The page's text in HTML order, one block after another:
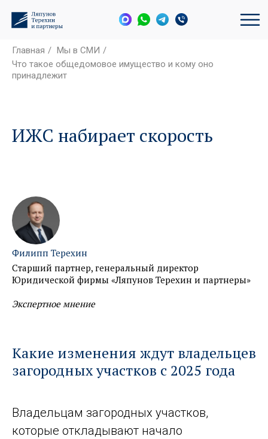
Главная / Мы в СМИ /
Что такое общедомовое имущество и кому оно
принадлежит
ИЖС набирает скорость
Филипп Терехин
Старший партнер, генеральный директор
Юридической фирмы «Ляпунов Терехин и партнеры»
Экспертное мнение
Какие изменения ждут владельцев
загородных участков с 2025 года
Владельцам загородных участков,
которые откладывают начало